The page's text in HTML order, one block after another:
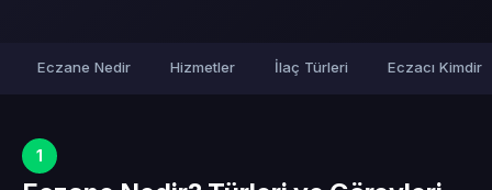
Eczane Nedir Hizmetler İlaç Türleri Eczacı Kimdir
1